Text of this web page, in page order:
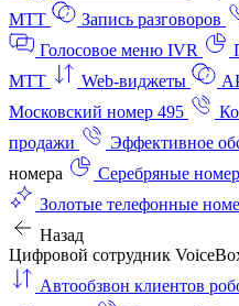
МТТ
Запись разговоров
Голосовое меню IVR
МТТ
Web-виджеты
Московский номер 495
продажи
Эффективное
номера
Серебряные
Золотые телефонные
Назад
Цифровой сотрудник
Автообзвон клиентов